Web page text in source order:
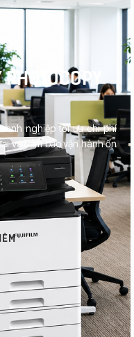
nghiệp tối ưu chi phí
và đảm bảo vận hành ổn